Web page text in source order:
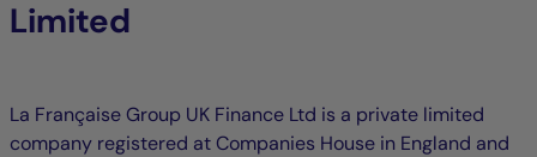
Limited
La Française Group UK Finance Ltd is a private limited
company registered at Companies House in England and